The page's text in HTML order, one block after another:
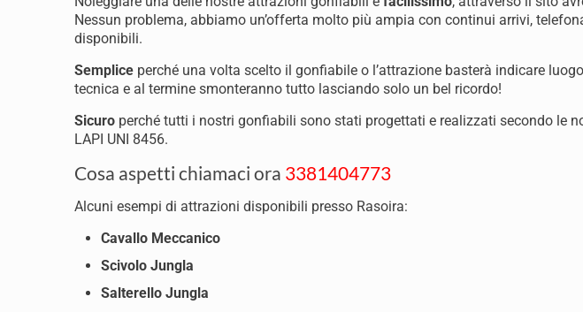
Nessun problema, abbiamo un’offerta molto più ampia con continui arrivi,
disponibili.
Semplice perché una volta scelto il gonfiabile o l’attrazione basterà indicare
tecnica e al termine smonteranno tutto lasciando solo un bel ricordo!
Sicuro perché tutti i nostri gonfiabili sono stati progettati e realizzati secondo le
LAPI UNI 8456.
Cosa aspetti chiamaci ora 3381404773
Alcuni esempi di attrazioni disponibili presso Rasoira:
Cavallo Meccanico
Scivolo Jungla
Salterello Jungla